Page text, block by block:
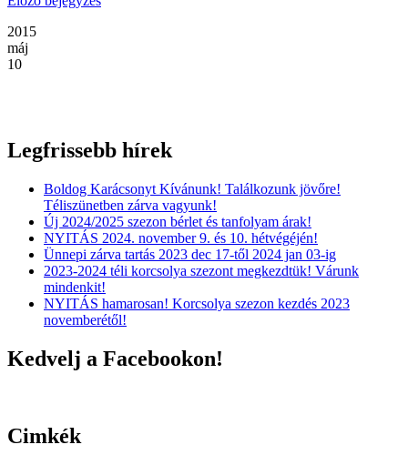
2015
máj
10
Legfrissebb hírek
Boldog Karácsonyt Kívánunk! Találkozunk jövőre!
Téliszünetben zárva vagyunk!
Új 2024/2025 szezon bérlet és tanfolyam árak!
NYITÁS 2024. november 9. és 10. hétvégéjén!
Ünnepi zárva tartás 2023 dec 17-től 2024 jan 03-ig
2023-2024 téli korcsolya szezont megkezdtük! Várunk
mindenkit!
NYITÁS hamarosan! Korcsolya szezon kezdés 2023
novemberétől!
Kedvelj a Facebookon!
Cimkék